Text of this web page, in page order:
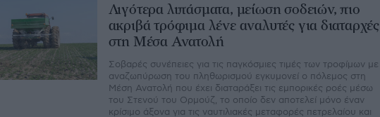
Λιγότερα λιπάσματα, μείωση σοδειών, πιο
ακριβά τρόφιμα λένε αναλυτές για διαταρχές
στη Μέσα Ανατολή
Σοβαρές συνέπειες για τις παγκόσμιες τιμές των τροφίμων με
αναζωπύρωση του πληθωρισμού εγκυμονεί ο πόλεμος στη
Μέση Ανατολή που έχει διαταράξει τις εμπορικές ροές μέσω
του Στενού του Ορμούζ, το οποίο δεν αποτελεί μόνο έναν
κρίσιμο άξονα για τις ναυτιλιακές μεταφορές πετρελαίου και